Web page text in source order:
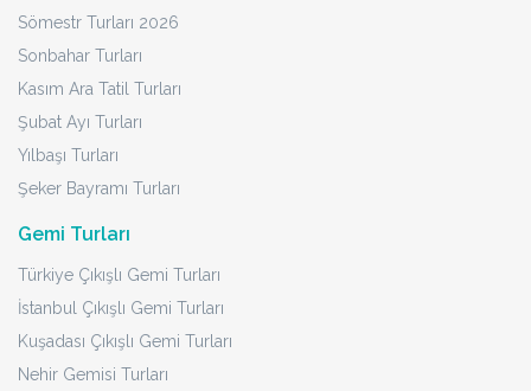
Sömestr Turları 2026
Sonbahar Turları
Kasım Ara Tatil Turları
Şubat Ayı Turları
Yılbaşı Turları
Şeker Bayramı Turları
Gemi Turları
Türkiye Çıkışlı Gemi Turları
İstanbul Çıkışlı Gemi Turları
Kuşadası Çıkışlı Gemi Turları
Nehir Gemisi Turları